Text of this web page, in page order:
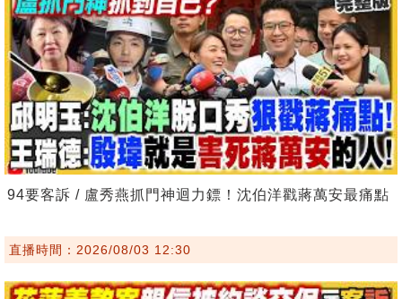
94要客訴 / 盧秀燕抓門神迴力鏢！沈伯洋戳蔣萬安最痛點
直播時間：2026/08/03 12:30